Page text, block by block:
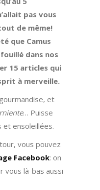
pas vous
de même!
que Camus
dans nos
15 articles qui
à merveille.
et
… Puisse
ensoleillées.
vous pouvez
Facebook: on
vous là-bas aussi